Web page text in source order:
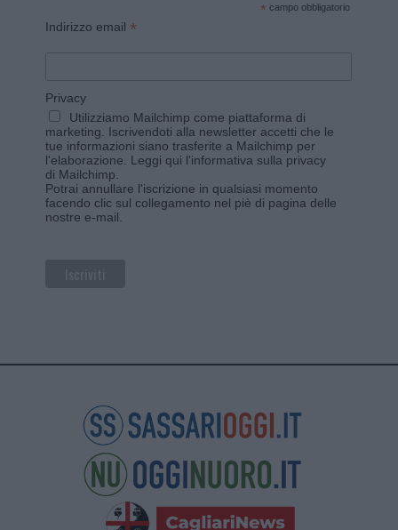
* campo obbligatorio
Indirizzo email *
Privacy
Utilizziamo Mailchimp come piattaforma di
marketing. Iscrivendoti alla newsletter accetti che le
tue informazioni siano trasferite a Mailchimp per
l'elaborazione. Leggi qui l'informativa sulla privacy
di Mailchimp
Potrai annullare l'iscrizione in qualsiasi momento
facendo clic sul collegamento nel piè di pagina delle
nostre e-mail.